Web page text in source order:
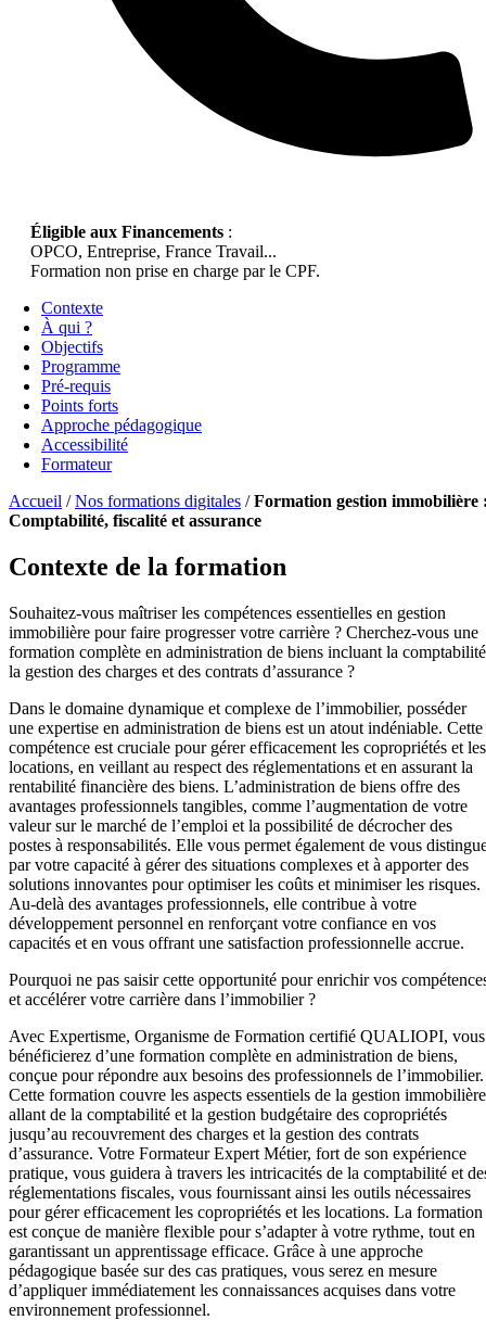
Éligible aux Financements :
OPCO, Entreprise, France Travail...
Formation non prise en charge par le CPF.
Contexte
À qui ?
Objectifs
Programme
Pré-requis
Points forts
Approche pédagogique
Accessibilité
Formateur
Accueil /Nos formations digitales /Formation gestion immobilière
Comptabilité, fiscalité et assurance
Contexte de la formation
Souhaitez-vous maîtriser les compétences essentielles en gestion
immobilière pour faire progresser votre carrière ? Cherchez-vous une
formation complète en administration de biens incluant la
la gestion des charges et des contrats d’assurance ?
Dans le domaine dynamique et complexe de l’immobilier, posséder
une expertise en administration de biens est un atout indéniable. Cette
compétence est cruciale pour gérer efficacement les copropriétés et les
locations, en veillant au respect des réglementations et en assurant la
rentabilité financière des biens. L’administration de biens offre des
avantages professionnels tangibles, comme l’augmentation de votre
valeur sur le marché de l’emploi et la possibilité de décrocher des
postes à responsabilités. Elle vous permet également de vous
par votre capacité à gérer des situations complexes et à apporter des
solutions innovantes pour optimiser les coûts et minimiser les risques.
Au-delà des avantages professionnels, elle contribue à votre
développement personnel en renforçant votre confiance en vos
capacités et en vous offrant une satisfaction professionnelle accrue.
Pourquoi ne pas saisir cette opportunité pour enrichir vos
et accélérer votre carrière dans l’immobilier ?
Avec Expertisme, Organisme de Formation certifié QUALIOPI, vous
bénéficierez d’une formation complète en administration de biens,
conçue pour répondre aux besoins des professionnels de l’immobilier.
Cette formation couvre les aspects essentiels de la gestion
allant de la comptabilité et la gestion budgétaire des copropriétés
jusqu’au recouvrement des charges et la gestion des contrats
d’assurance. Votre Formateur Expert Métier, fort de son expérience
pratique, vous guidera à travers les intricacités de la comptabilité et
réglementations fiscales, vous fournissant ainsi les outils nécessaires
pour gérer efficacement les copropriétés et les locations. La formation
est conçue de manière flexible pour s’adapter à votre rythme, tout en
garantissant un apprentissage efficace. Grâce à une approche
pédagogique basée sur des cas pratiques, vous serez en mesure
d’appliquer immédiatement les connaissances acquises dans votre
environnement professionnel.